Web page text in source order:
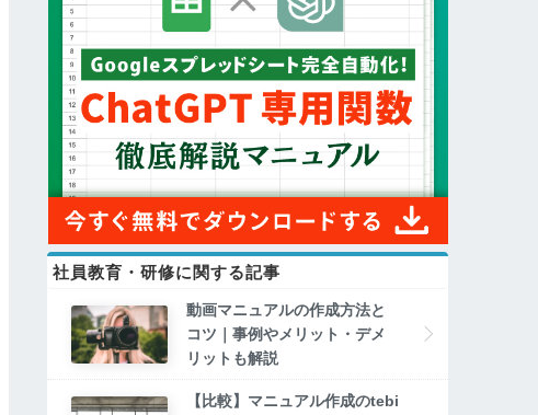
社員教育・研修に関する記事
動画マニュアルの作成方法と
コツ｜事例やメリット・デメ
リットも解説
【比較】マニュアル作成のtebi